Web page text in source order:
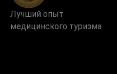
Лучший опыт
медицинского туризма